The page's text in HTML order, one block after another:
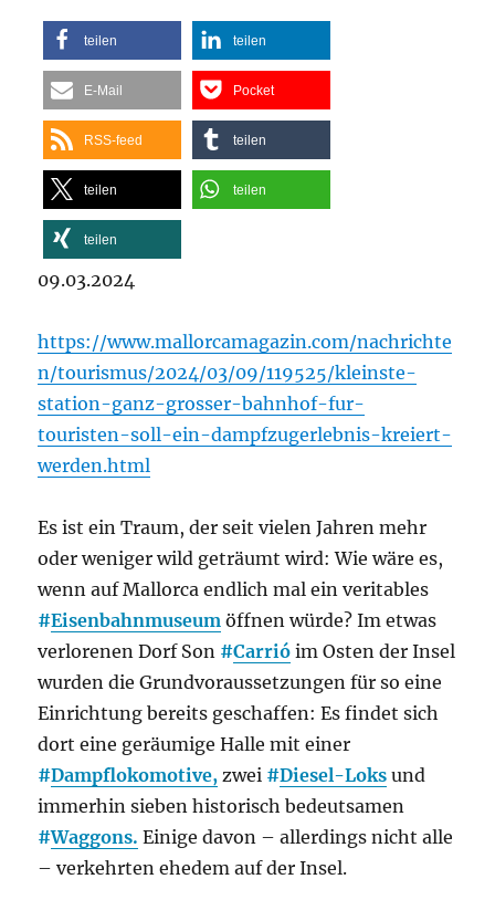
teilen teilen
E-Mail Pocket
RSS-feed teilen
teilen teilen
teilen
09.03.2024
https://www.mallorcamagazin.com/nachrichte
n/tourismus/2024/03/09/119525/kleinste-
station-ganz-grosser-bahnhof-fur-
touristen-soll-ein-dampfzugerlebnis-kreiert-
werden.html
Es ist ein Traum, der seit vielen Jahren mehr
oder weniger wild geträumt wird: Wie wäre es,
wenn auf Mallorca endlich mal ein veritables
#Eisenbahnmuseum öffnen würde? Im etwas
verlorenen Dorf Son #Carrió im Osten der Insel
wurden die Grundvoraussetzungen für so eine
Einrichtung bereits geschaffen: Es findet sich
dort eine geräumige Halle mit einer
#Dampflokomotive, zwei #Diesel-Loks und
immerhin sieben historisch bedeutsamen
#Waggons. Einige davon – allerdings nicht alle
– verkehrten ehedem auf der Insel.